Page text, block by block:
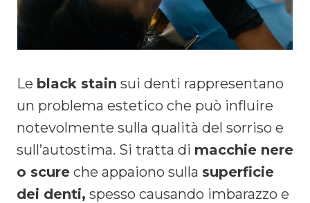
Le black stain sui denti rappresentano
un problema estetico che può influire
notevolmente sulla qualità del sorriso e
sull’autostima. Si tratta di macchie nere
o scure che appaiono sulla superficie
dei denti, spesso causando imbarazzo e